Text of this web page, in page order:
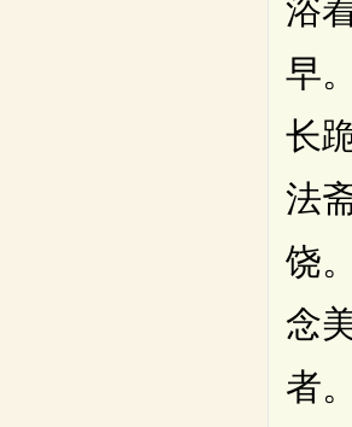
浴
早
长
法
饶
念
者